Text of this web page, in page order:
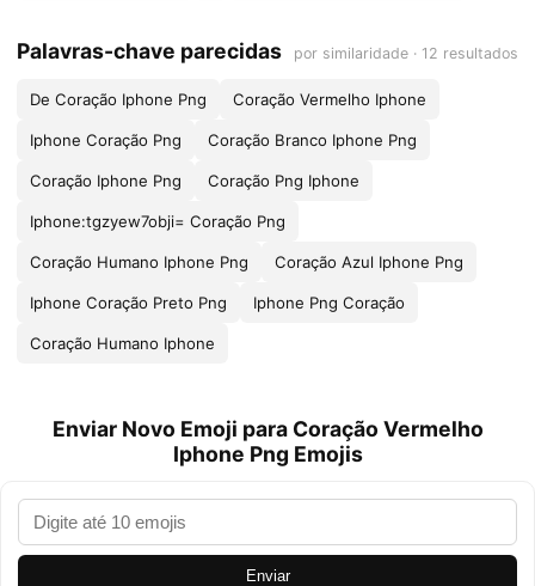
Palavras-chave parecidas por similaridade · 12 resultados
De Coração Iphone Png Coração Vermelho Iphone
Iphone Coração Png Coração Branco Iphone Png
Coração Iphone Png Coração Png Iphone
Iphone:tgzyew7obji= Coração Png
Coração Humano Iphone Png Coração Azul Iphone Png
Iphone Coração Preto Png Iphone Png Coração
Coração Humano Iphone
Enviar Novo Emoji para Coração Vermelho
Iphone Png Emojis
Enviar